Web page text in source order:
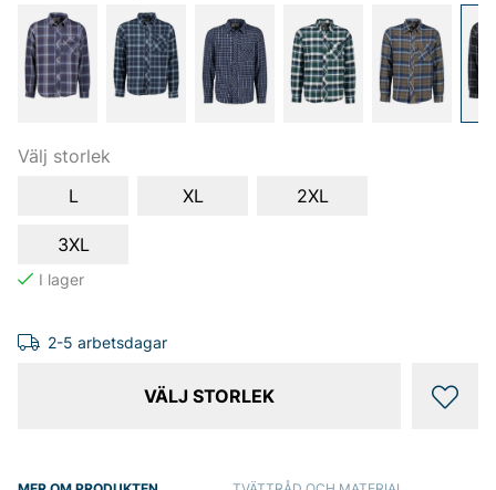
Välj storlek
L
XL 2XL
3XL
2-5 arbetsdagar
VÄLJ STORLEK